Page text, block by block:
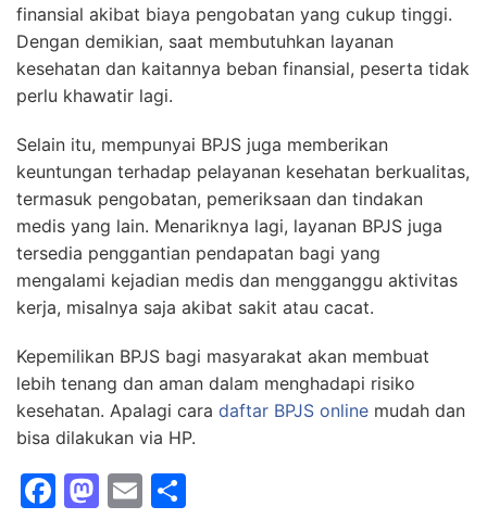
finansial akibat biaya pengobatan yang cukup tinggi.
Dengan demikian, saat membutuhkan layanan
kesehatan dan kaitannya beban finansial, peserta tidak
perlu khawatir lagi.
Selain itu, mempunyai BPJS juga memberikan
keuntungan terhadap pelayanan kesehatan berkualitas,
termasuk pengobatan, pemeriksaan dan tindakan
medis yang lain. Menariknya lagi, layanan BPJS juga
tersedia penggantian pendapatan bagi yang
mengalami kejadian medis dan mengganggu aktivitas
kerja, misalnya saja akibat sakit atau cacat.
Kepemilikan BPJS bagi masyarakat akan membuat
lebih tenang dan aman dalam menghadapi risiko
kesehatan. Apalagi cara daftar BPJS online mudah dan
bisa dilakukan via HP.
F
M E